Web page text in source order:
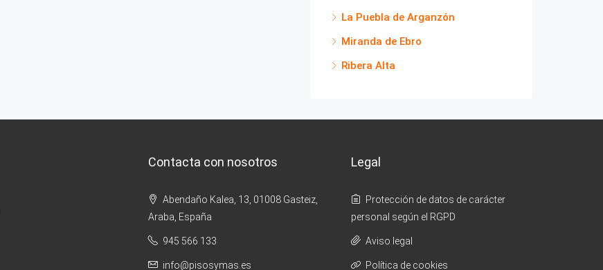
La Puebla de Arganzón
Miranda de Ebro
Ribera Alta
Contacta con nosotros
Abendaño Kalea, 13, 01008 Gasteiz,
Araba, España
945 566 133
info@pisosymas.es
Legal
Protección de datos de carácter
personal según el RGPD
Aviso legal
Política de cookies